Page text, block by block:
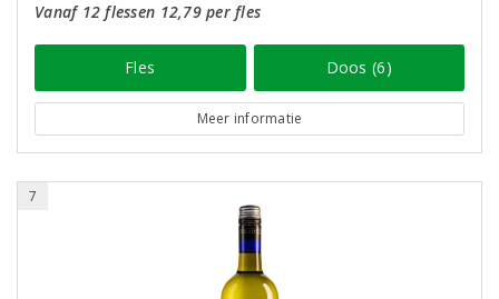
Vanaf 12 flessen 12,79 per fles
Fles Doos (6)
Meer informatie
7